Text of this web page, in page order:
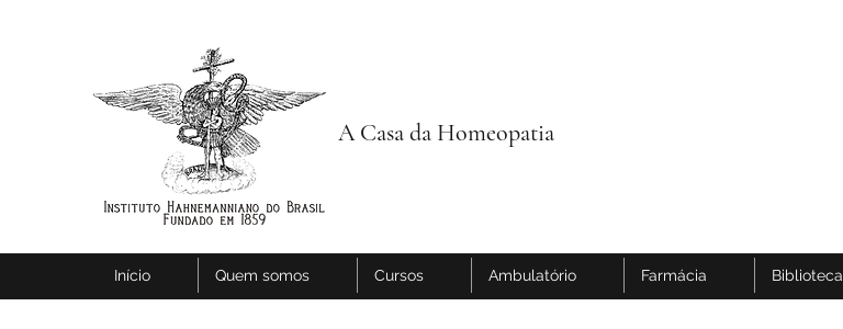
A Casa da Homeopatia
Início Quem somos Cursos Ambulatório Farmácia Biblioteca